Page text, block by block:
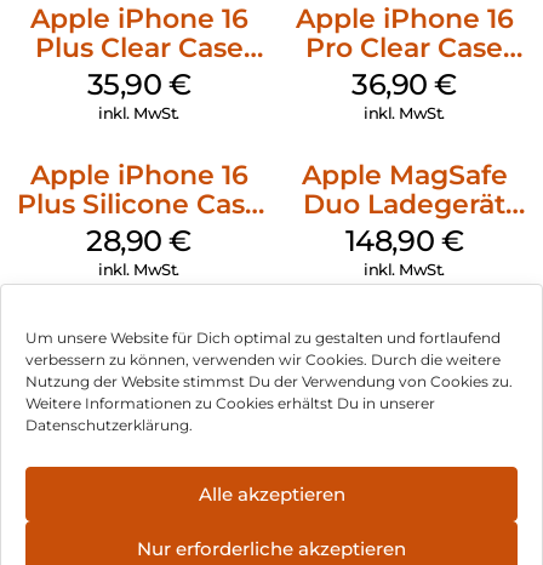
Um unsere Website für Dich optimal zu gestalten und fortlaufend
verbessern zu können, verwenden wir Cookies. Durch die weitere
Nutzung der Website stimmst Du der Verwendung von Cookies zu.
Weitere Informationen zu Cookies erhältst Du in unserer
Datenschutzerklärung.
Alle akzeptieren
Nur erforderliche akzeptieren
Apple iPhone 16
Plus Clear Case
MagSafe
Transparent
35,90 €
inkl. MwSt.
Apple iPhone 16
Pro Clear Case
MagSafe
Transparent
36,90€
inkl. MwSt.
Apple iPhone 16
Plus Silicone Case
MagSafe Black
28,90€
inkl. MwSt.
Apple MagSafe
Duo Ladegerät
Weiß
148,90 €
inkl. MwSt.
Impressum